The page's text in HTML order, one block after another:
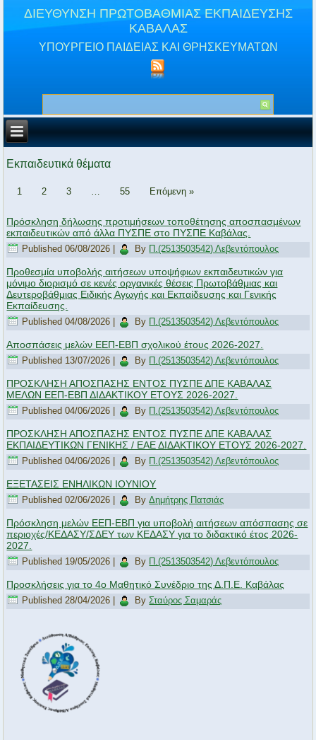
ΔΙΕΥΘΥΝΣΗ ΠΡΩΤΟΒΑΘΜΙΑΣ ΕΚΠΑΙΔΕΥΣΗΣ
ΚΑΒΑΛΑΣ
ΥΠΟΥΡΓΕΙΟ ΠΑΙΔΕΙΑΣ ΚΑΙ ΘΡΗΣΚΕΥΜΑΤΩΝ
Εκπαιδευτικά θέματα
1 2 3 55 Επόμενη »
Πρόσκληση δήλωσης προτιμήσεων τοποθέτησης αποσπασμένων
εκπαιδευτικών από άλλα ΠΥΣΠΕ στο ΠΥΣΠΕ Καβάλας.
Published 06/08/2026 By Π.(2513503542) Λεβεντόπουλος
Προθεσμία υποβολής αιτήσεων υποψήφιων εκπαιδευτικών για
μόνιμο διορισμό σε κενές οργανικές θέσεις Πρωτοβάθμιας και
Δευτεροβάθμιας Ειδικής Αγωγής και Εκπαίδευσης και Γενικής
Εκπαίδευσης.
Published 04/08/2026 By Π.(2513503542) Λεβεντόπουλος
Αποσπάσεις μελών ΕΕΠ-ΕΒΠ σχολικού έτους 2026-2027.
Published 13/07/2026 By Π.(2513503542) Λεβεντόπουλος
ΠΡΟΣΚΛΗΣΗ ΑΠΟΣΠΑΣΗΣ ΕΝΤΟΣ ΠΥΣΠΕ ΔΠΕ ΚΑΒΑΛΑΣ
ΜΕΛΩΝ ΕΕΠ-ΕΒΠ ΔΙΔΑΚΤΙΚΟΥ ΕΤΟΥΣ 2026-2027.
Published 04/06/2026 By Π.(2513503542) Λεβεντόπουλος
ΠΡΟΣΚΛΗΣΗ ΑΠΟΣΠΑΣΗΣ ΕΝΤΟΣ ΠΥΣΠΕ ΔΠΕ ΚΑΒΑΛΑΣ
ΕΚΠΑΙΔΕΥΤΙΚΩΝ ΓΕΝΙΚΗΣ / ΕΑΕ ΔΙΔΑΚΤΙΚΟΥ ΕΤΟΥΣ 2026-2027.
Published 04/06/2026 By Π.(2513503542) Λεβεντόπουλος
ΕΞΕΤΑΣΕΙΣ ΕΝΗΛΙΚΩΝ ΙΟΥΝΙΟΥ
Published 02/06/2026 By Δημήτρης Πατσιάς
Πρόσκληση μελών ΕΕΠ-ΕΒΠ για υποβολή αιτήσεων απόσπασης σε
περιοχές/ΚΕΔΑΣΥ/ΣΔΕΥ των ΚΕΔΑΣΥ για το διδακτικό έτος 2026-
2027.
Published 19/05/2026 By Π.(2513503542) Λεβεντόπουλος
Προσκλήσεις για το 4ο Μαθητικό Συνέδριο της Δ.Π.Ε. Καβάλας
Published 28/04/2026 By Σταύρος Σαμαράς